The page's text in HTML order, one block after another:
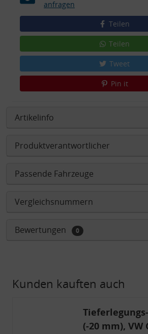
anfragen
Teilen
Teilen
Tweet
Pin it
Artikelinfo
Produktverantwortlicher
Passende Fahrzeuge
Vergleichsnummern
Bewertungen 0
Kunden kauften auch
(-20 mm), VW